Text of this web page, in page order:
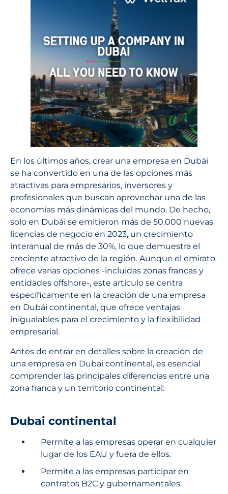
En los últimos años, crear una empresa en Dubái
se ha convertido en una de las opciones más
atractivas para empresarios, inversores y
profesionales que buscan aprovechar una de las
economías más dinámicas del mundo. De hecho,
solo en Dubái se emitieron más de 50.000 nuevas
licencias de negocio en 2023, un crecimiento
interanual de más de 30%, lo que demuestra el
creciente atractivo de la región. Aunque el emirato
ofrece varias opciones -incluidas zonas francas y
entidades offshore-, este artículo se centra
específicamente en la creación de una empresa
en Dubái continental, que ofrece ventajas
inigualables para el crecimiento y la flexibilidad
empresarial.
Antes de entrar en detalles sobre la creación de
una empresa en Dubai continental, es esencial
comprender las principales diferencias entre una
zona franca y un territorio continental:
Dubai continental
Permite a las empresas operar en cualquier
lugar de los EAU y fuera de ellos.
Permite a las empresas participar en
contratos B2C y gubernamentales.